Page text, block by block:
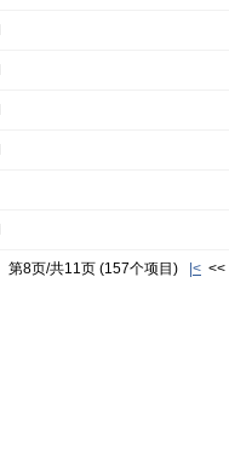
第8页/共11页 (157个项目) |< <<